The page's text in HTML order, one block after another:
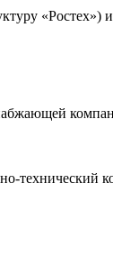
технический